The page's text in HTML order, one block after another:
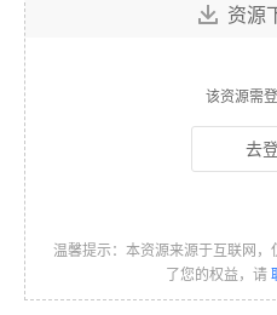
资源
该资源需
去
温馨提示：本资源来源于互联网
了您的权益，请